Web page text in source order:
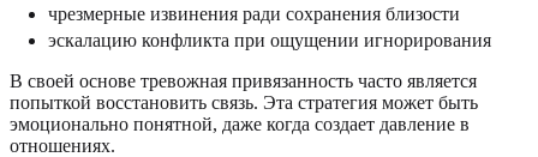
чрезмерные извинения ради сохранения близости
эскалацию конфликта при ощущении игнорирования
В своей основе тревожная привязанность часто является
попыткой восстановить связь. Эта стратегия может быть
эмоционально понятной, даже когда создает давление в
отношениях.